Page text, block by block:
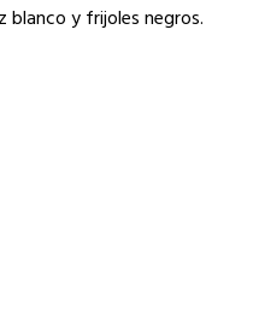
blanco y frijoles negros.